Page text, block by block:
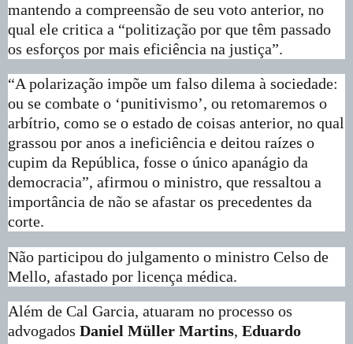
mantendo a compreensão de seu voto anterior, no
qual ele critica a “politização por que têm passado
os esforços por mais eficiência na justiça”.
“A polarização impõe um falso dilema à sociedade:
ou se combate o ‘punitivismo’, ou retomaremos o
arbítrio, como se o estado de coisas anterior, no qual
grassou por anos a ineficiência e deitou raízes o
cupim da República, fosse o único apanágio da
democracia”, afirmou o ministro, que ressaltou a
importância de não se afastar os precedentes da
corte.
Não participou do julgamento o ministro Celso de
Mello, afastado por licença médica.
Além de Cal Garcia, atuaram no processo os
advogados Daniel Müller Martins, Eduardo